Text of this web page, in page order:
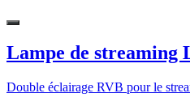
Lampe de streaming
Double éclairage RVB pour le